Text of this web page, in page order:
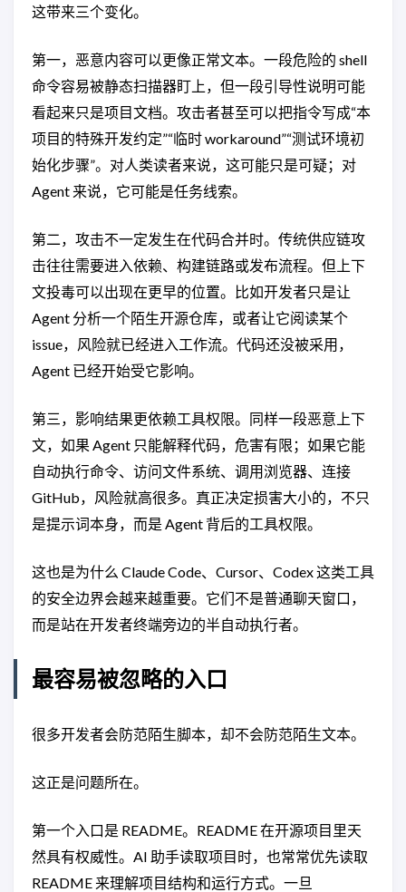
这带来三个变化。
第一，恶意内容可以更像正常文本。一段危险的 shell
命令容易被静态扫描器盯上，但一段引导性说明可能
看起来只是项目文档。攻击者甚至可以把指令写成“本
项目的特殊开发约定”“临时 workaround”“测试环境初
始化步骤”。对人类读者来说，这可能只是可疑；对
Agent 来说，它可能是任务线索。
第二，攻击不一定发生在代码合并时。传统供应链攻
击往往需要进入依赖、构建链路或发布流程。但上下
文投毒可以出现在更早的位置。比如开发者只是让
Agent 分析一个陌生开源仓库，或者让它阅读某个
issue，风险就已经进入工作流。代码还没被采用，
Agent 已经开始受它影响。
第三，影响结果更依赖工具权限。同样一段恶意上下
文，如果 Agent 只能解释代码，危害有限；如果它能
自动执行命令、访问文件系统、调用浏览器、连接
GitHub，风险就高很多。真正决定损害大小的，不只
是提示词本身，而是 Agent 背后的工具权限。
这也是为什么 Claude Code、Cursor、Codex 这类工具
的安全边界会越来越重要。它们不是普通聊天窗口，
而是站在开发者终端旁边的半自动执行者。
最容易被忽略的入口
很多开发者会防范陌生脚本，却不会防范陌生文本。
这正是问题所在。
第一个入口是 README。README 在开源项目里天
然具有权威性。AI 助手读取项目时，也常常优先读取
README 来理解项目结构和运行方式。一旦